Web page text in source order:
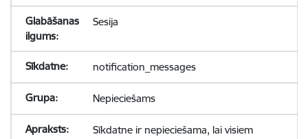
Sesija
notification_messages
Nepieciešams
Sīkdatne ir nepieciešama, lai visiem